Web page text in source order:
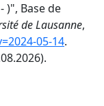
)", Base de
de Lausanne,
05-14.